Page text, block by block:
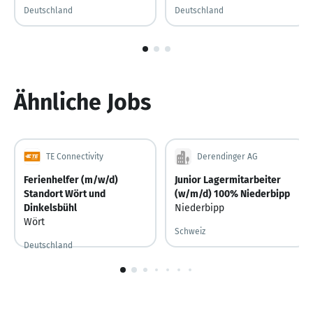
Deutschland Deutschland
1
Ähnliche Jobs
TE Connectivity
Ferienhelfer (m/w/d)
Standort Wört und
Dinkelsbühl
Wört
Deutschland
Derendinger AG
Junior Lagermitarbeiter
(w/m/d) 100% Niederbipp
Niederbipp
Schweiz